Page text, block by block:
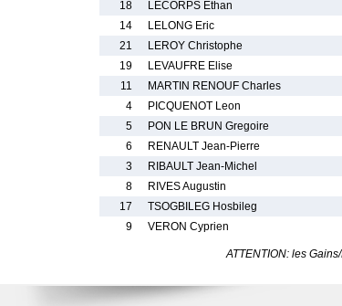
18
LECORPS Ethan
14
LELONG Eric
21
LEROY Christophe
19
LEVAUFRE Elise
11
MARTIN RENOUF Charles
4
PICQUENOT Leon
5
PON LE BRUN Gregoire
6
RENAULT Jean-Pierre
3
RIBAULT Jean-Michel
8
RIVES Augustin
17
TSOGBILEG Hosbileg
9
VERON Cyprien
ATTENTION: les